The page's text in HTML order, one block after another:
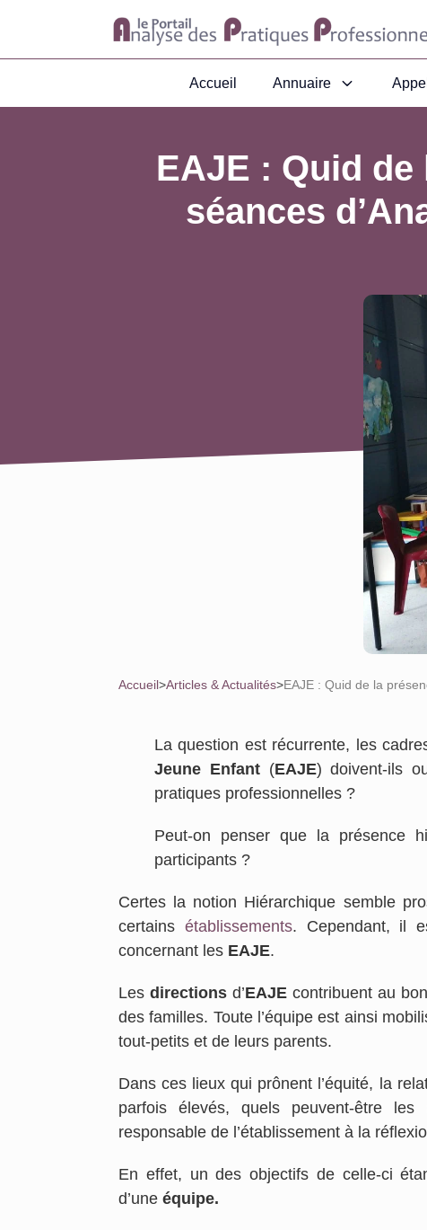
Accueil Annuaire
EAJE : Quid
séances
Accueil>Articles & Actualités>EAJE : Quid de la
La question est récurrente, les
Jeune Enfant(EAJE) doivent-ils
pratiques professionnelles ?
Peut-on penser que la présence
participants ?
Certes la notion Hiérarchique semble
certains établissements. Cependant, il
concernant les EAJE.
Les directions d’EAJE contribuent au
des familles. Toute l’équipe est ainsi
tout-petits et de leurs parents.
Dans ces lieux qui prônent l’équité, la
parfois élevés, quels peuvent-être
responsable de l’établissement à la
En effet, un des objectifs de celle-ci
d’une équipe.